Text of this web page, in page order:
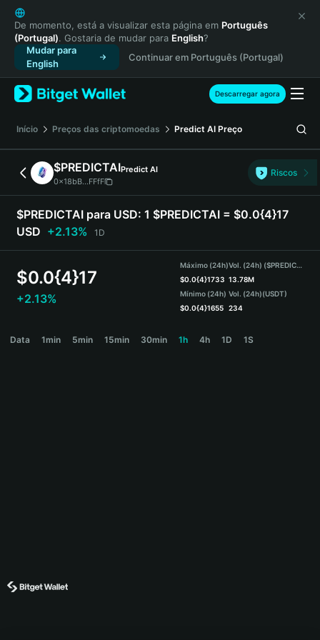
English
日本語
Tiếng Việt
Русский
Español (Latinoamérica)
Türkçe
Français
Deutsch
简体中文
繁體中文
Português (Portugal)
Bahasa Indonesia
ภาษาไทย
हिन्दी
Español
Português (Brasil)
De momento, está a visualizar esta página em Português
(Portugal). Gostaria de mudar para English?
Mudar para
English
Continuar em Português (Portugal)
Descarregar agora
Início Preços das criptomoedas Predict AI Preço
$PREDICTAIPredict AI
0x18bB...FFfF
Riscos
$PREDICTAI para USD: 1 $PREDICTAI = $0.0{4}17
USD +2.13% 1D
$0.0{4}17
+2.13%
Máximo (24h)
$0.0{4}1733
Mínimo (24h)
$0.0{4}1655
Vol. (24h) ($PREDICTAI)
13.78M
Vol. (24h)(USDT)
234
Data 1min 5min 15min 30min 1h 4h 1D 1S